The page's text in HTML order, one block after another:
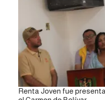
Renta Joven fue